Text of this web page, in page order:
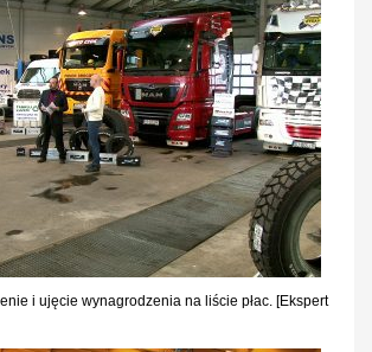
i ujęcie wynagrodzenia na liście płac. [Ekspert